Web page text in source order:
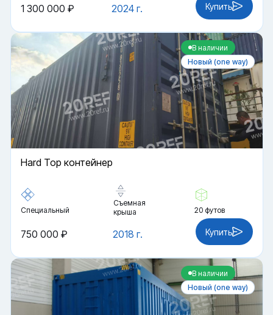
2024 г.
1 300 000 ₽ Купить
В наличии
Новый (one way)
Hard Top контейнер
Специальный
Съемная
крыша
20 футов
2018 г.
750 000 ₽ Купить
В наличии
Новый (one way)